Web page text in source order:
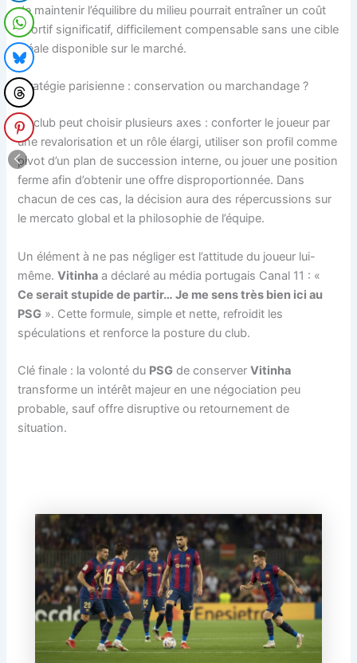
de maintenir l’équilibre du milieu pourrait entraîner un coût
sportif significatif, difficilement compensable sans une cible
idéale disponible sur le marché.
Stratégie parisienne : conservation ou marchandage ?
Le club peut choisir plusieurs axes : conforter le joueur par
une revalorisation et un rôle élargi, utiliser son profil comme
pivot d’un plan de succession interne, ou jouer une position
ferme afin d’obtenir une offre disproportionnée. Dans
chacun de ces cas, la décision aura des répercussions sur
le mercato global et la philosophie de l’équipe.
Un élément à ne pas négliger est l’attitude du joueur lui-
même.Vitinha a déclaré au média portugais Canal 11 : «
Ce serait stupide de partir… Je me sens très bien ici au
PSG ». Cette formule, simple et nette, refroidit les
spéculations et renforce la posture du club.
Clé finale : la volonté du PSG de conserverVitinha
transforme un intérêt majeur en une négociation peu
probable, sauf offre disruptive ou retournement de
situation.